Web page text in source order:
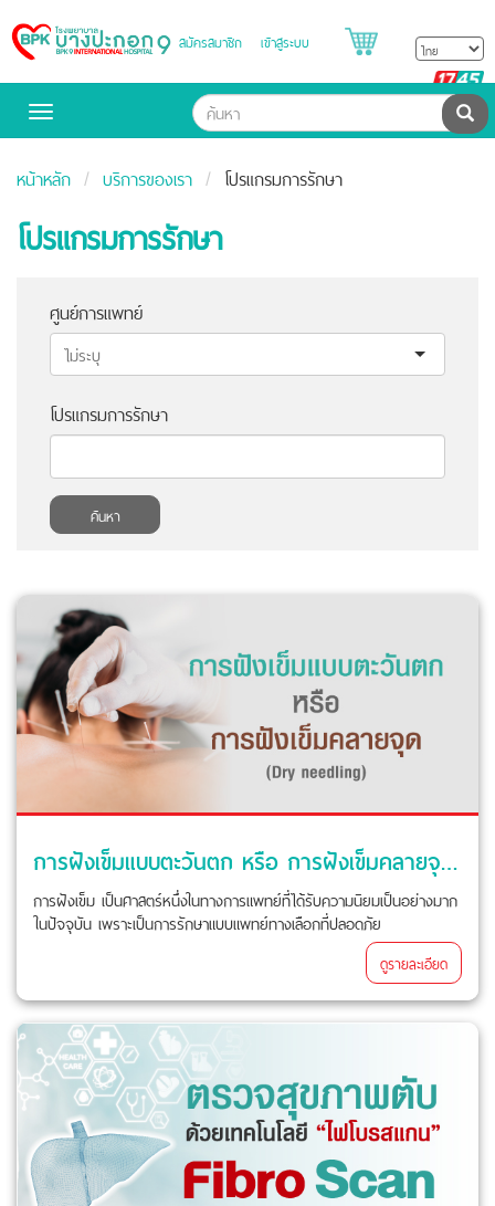
Bangpakok
Hospital
สมัครสมาชิก เข้าสู่ระบบ
Toggle
ค้น
หน้าหลัก บริการของเรา โปรแกรมการรักษา
โปรแกรมการรักษา
ศูนย์การแพทย์
โปรแกรมการรักษา
ค้นหา
การฝังเข็มแบบตะวันตก หรือ การฝังเข็มคลายจุด (Dry needling)
การฝังเข็ม เป็นศาสตร์หนึ่งในทางการแพทย์ที่ได้รับความนิยมเป็นอย่างมาก
ในปัจจุบัน เพราะเป็นการรักษาแบบแพทย์ทางเลือกที่ปลอดภัย
ดูรายละเอียด